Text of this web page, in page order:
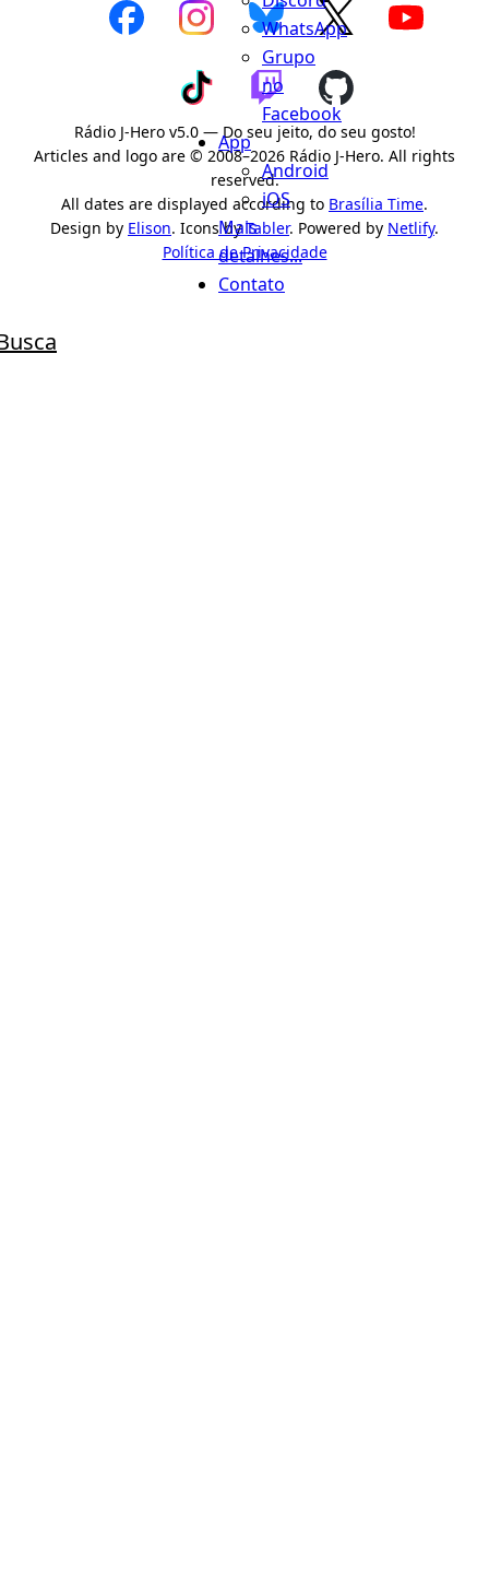
WhatsApp
Grupo
no
Facebook
App
Android
iOS
Mais
detalhes...
Contato
Rádio J-Hero v5.0 — Do seu jeito, do seu gosto!
Articles and logo are © 2008–2026 Rádio J-Hero. All rights
reserved.
All dates are displayed according to Brasília Time.
Design by Elison. Icons byTabler. Powered by Netlify.
Política de Privacidade